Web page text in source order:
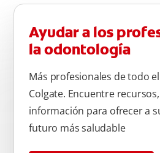
Ayudar a los
la odontología
Más profesionales de todo
Colgate. Encuentre
información para ofrecer a
futuro más saludable